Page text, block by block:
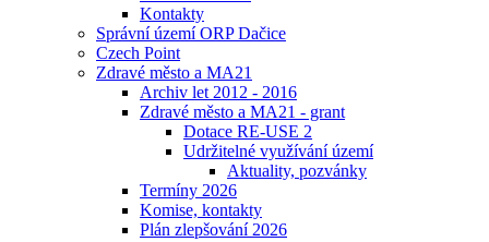
Kontakty
Správní území ORP Dačice
Czech Point
Zdravé město a MA21
Archiv let 2012 - 2016
Zdravé město a MA21 - grant
Dotace RE-USE 2
Udržitelné využívání území
Aktuality, pozvánky
Termíny 2026
Komise, kontakty
Plán zlepšování 2026